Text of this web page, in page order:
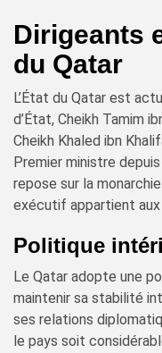
Dirigeants
du Qatar
L’État du Qatar est
d’État, Cheikh Tamim
Cheikh Khaled ibn
Premier ministre
repose sur la
exécutif appartient
Politique
Le Qatar adopte une
maintenir sa stabilité
ses relations
le pays soit